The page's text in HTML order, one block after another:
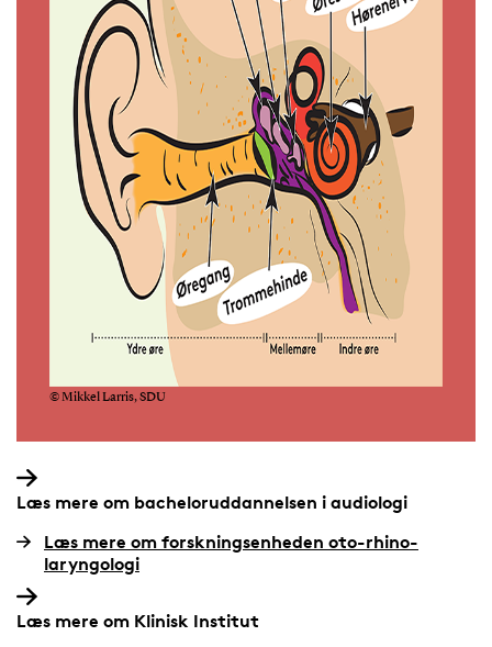
© Mikkel Larris, SDU
Læs mere om bacheloruddannelsen i audiologi
Læs mere om forskningsenheden oto-rhino-
laryngologi
Læs mere om Klinisk Institut